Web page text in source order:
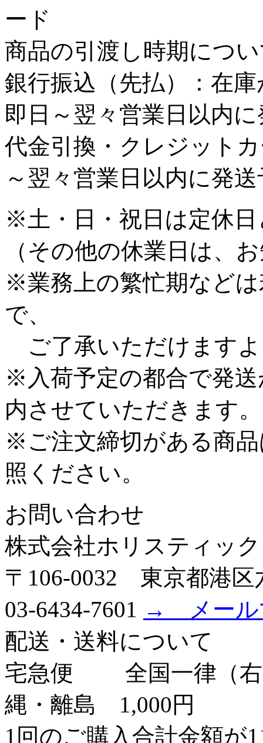
商品の引渡し時期につ
銀行振込 （先払）： 在庫
即日～翌々営業日以内
代金引換・クレジット
～翌々営業日以内に発
※土・日・祝日は定休
（その他の休業日は、
※業務上の繁忙期など
で、
ご了承いただけます
※入荷予定の都合で発
内させていただきます。
※ご注文締切がある商
照ください。
お問い合わせ
株式会社ホリスティッ
〒106-0032 東京都港区
03-6434-7601 → メール
配送・送料について
宅急便
全国一律（
縄・離島 1,000円
1回のご購入合計金額が